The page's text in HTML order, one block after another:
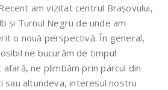
am vizitat centrul Brașovului,
și Turnul Negru de unde am
o nouă perspectivă. În general,
ne bucurăm de timpul
ne plimbăm prin parcul din
sau altundeva, interesul nostru